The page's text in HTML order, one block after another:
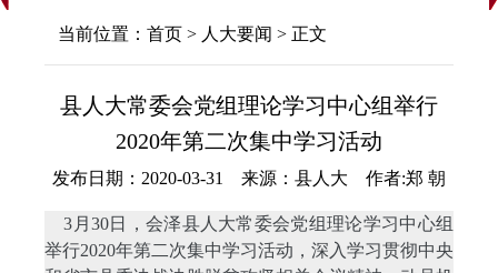
当前位置： 首页 > 人大要闻 > 正文
县人大常委会党组理论学习中心组举行
2020年第二次集中学习活动
发布日期：2020-03-31 来源：县人大 作者:郑 朝
3月30日，会泽县人大常委会党组理论学习中心组
举行2020年第二次集中学习活动，深入学习贯彻中央